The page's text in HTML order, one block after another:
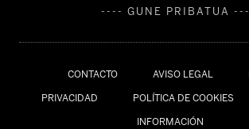
CONTACTO AVISO LEGAL
PRIVACIDAD POLÍTICA DE COOKIES
INFORMACIÓN
---- GUNE PRIBATUA